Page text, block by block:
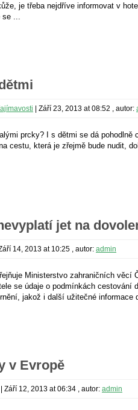
je třeba nejdříve informovat v
...
Září 23, 2013 at 08:52 , autor:
prcky? I s dětmi se dá
cestu, která je zřejmě bude nudit,
jet na
14, 2013 at 10:25 , autor: admin
Ministerstvo zahraničních věcí
se údaje o podmínkách
jakož i další užitečné informace
v Evropě
Září 12, 2013 at 06:34 , autor: admin